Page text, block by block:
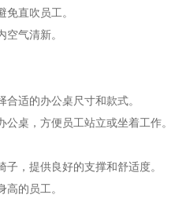
直吹员工。
气清新。
适的办公桌尺寸和款式。
桌，方便员工站立或坐着工作。
，提供良好的支撑和舒适度。
的员工。